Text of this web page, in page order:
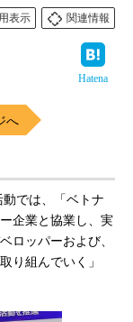
表示
関連情報
Hatena
へ
では、「ベトナ
企業と協業し、実
ロッパーおよび、
り組んでいく」